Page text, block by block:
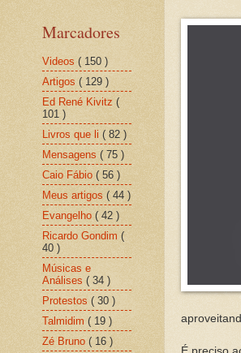
Marcadores
Videos ( 150 )
Artigos ( 129 )
Ed René Kivitz (
101 )
Livros que li ( 82 )
Mensagens ( 75 )
Caio Fábio ( 56 )
Meus artigos ( 44 )
Evangelho ( 42 )
Ricardo Gondim (
40 )
Músicas e
Análises ( 34 )
Protestos ( 30 )
Talmidim ( 19 )
Zé Bruno ( 16 )